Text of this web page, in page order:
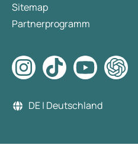
Sitemap
Partnerprogramm
DE | Deutschland